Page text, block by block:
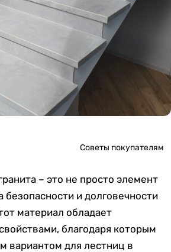
Советы покупателям
– это не просто элемент
безопасности и долговечности
материал обладает
благодаря которым
вариантом для лестниц в